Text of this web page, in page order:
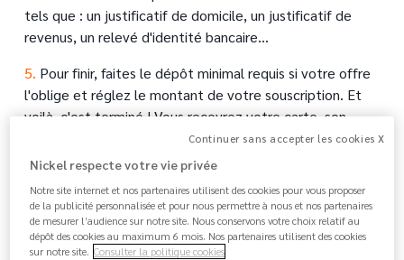
tels que : un justificatif de domicile, un justificatif de
revenus, un relevé d'identité bancaire…
5. Pour finir, faites le dépôt minimal requis si votre offre
l'oblige et réglez le montant de votre souscription. Et
voilà, c'est terminé ! Vous recevrez votre carte, son
code et votre identifiant dans les jours qui suivent. Vous
pouvez directement aller les récupérer dans une agence
Ouvrez facilement un compte Nickel
Continuer sans accepter les cookies X
Nickel respecte votre vie privée
Notre site internet et nos partenaires utilisent des cookies pour vous proposer
de la publicité personnalisée et pour nous permettre à nous et nos partenaires
de mesurer l’audience sur notre site. Nous conservons votre choix relatif au
dépôt des cookies au maximum 6 mois. Nos partenaires utilisent des cookies
sur notre site. Consulter la politique cookies